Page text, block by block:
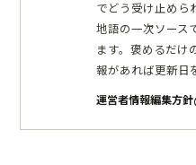
でどう受け止めら
地語の一次ソース
ます。褒めるだけ
報があれば更新日
運営者情報編集方針